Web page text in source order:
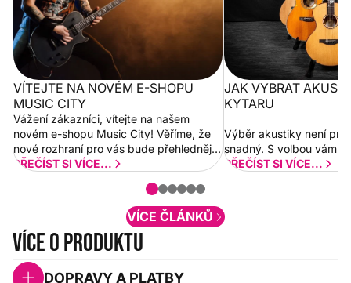
VÍTEJTE NA NOVÉM E-SHOPU
MUSIC CITY
Vážení zákazníci, vítejte na našem
novém e-shopu Music City! Věříme, že
nové rozhraní pro vás bude přehlednější
a rychlejší. Postupně budeme přidávat
PŘEČÍST SI VÍCE...
JAK VYBRAT
KYTARU
Výběr akustiky není pro
snadný. S volbou vám
PŘEČÍST SI VÍCE...
VÍCE ČLÁNKŮ
Více o produktu
DOPRAVY A PLATBY